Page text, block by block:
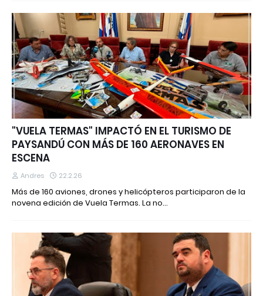
"VUELA TERMAS" IMPACTÓ EN EL TURISMO DE
PAYSANDÚ CON MÁS DE 160 AERONAVES EN
ESCENA
Andres 22.2.26
Más de 160 aviones, drones y helicópteros participaron de la
novena edición de Vuela Termas. La no…